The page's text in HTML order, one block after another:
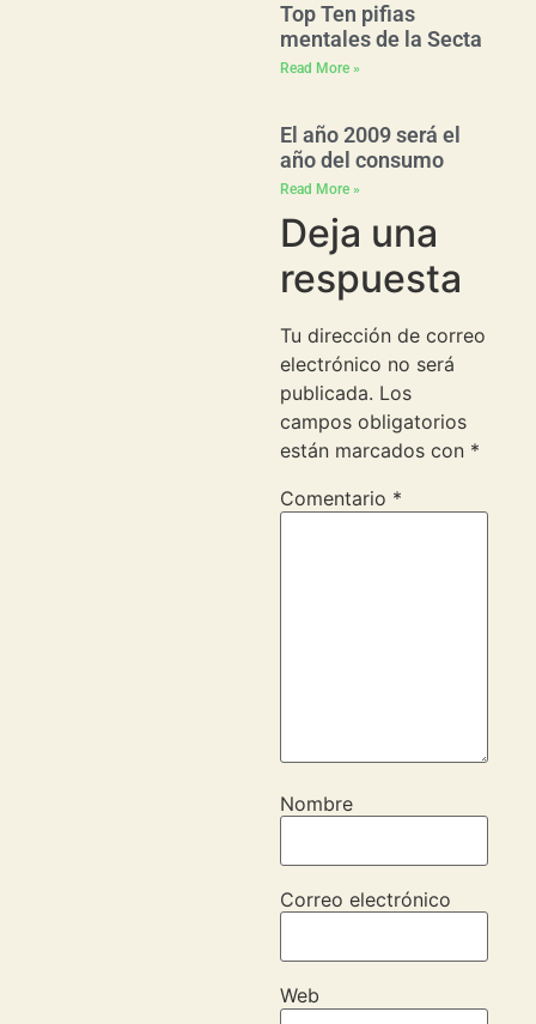
Top Ten pifias
mentales de la Secta
Read More »
El año 2009 será el
año del consumo
Read More »
Deja una
respuesta
Tu dirección de correo
electrónico no será
publicada. Los
campos obligatorios
están marcados con *
Comentario *
Nombre
Correo electrónico
Web